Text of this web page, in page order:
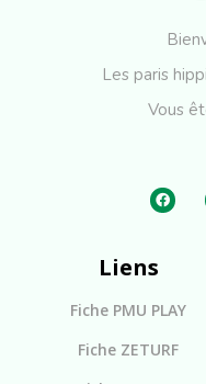
Les paris
Vous
Liens
Fiche PMU PLAY
Fiche ZETURF